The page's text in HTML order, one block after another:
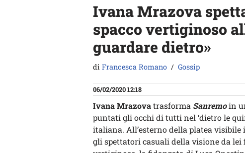
Ivana Mrazova
spacco vertiginoso
guardare dietro»
di Francesca Romano Gossip
06/02/2020 12:18
Ivana Mrazovatrasforma Sanremoin
puntati gli occhi di tutti nel ‘dietro le
italiana. All’esterno della platea
gli spettatori casuali della visione da